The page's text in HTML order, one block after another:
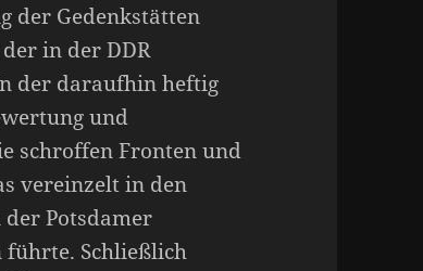
der Gedenkstätten
in der DDR
der daraufhin heftig
und
schroffen Fronten und
vereinzelt in den
der Potsdamer
Schließlich